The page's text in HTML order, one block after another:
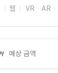
웹 VRㆍAR
예상 금액